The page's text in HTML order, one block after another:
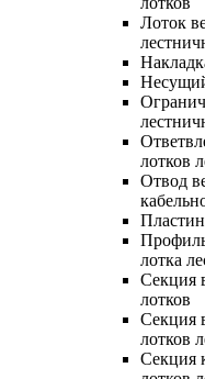
Лоток
лотков
Отвод
лотка
Секция
лотков
Секция
лотков
Секция